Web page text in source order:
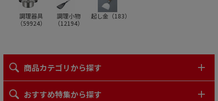
調理器具
（59924）
調理小物
（12194）
起し金（183）
商品カテゴリから探す
おすすめ特集から探す